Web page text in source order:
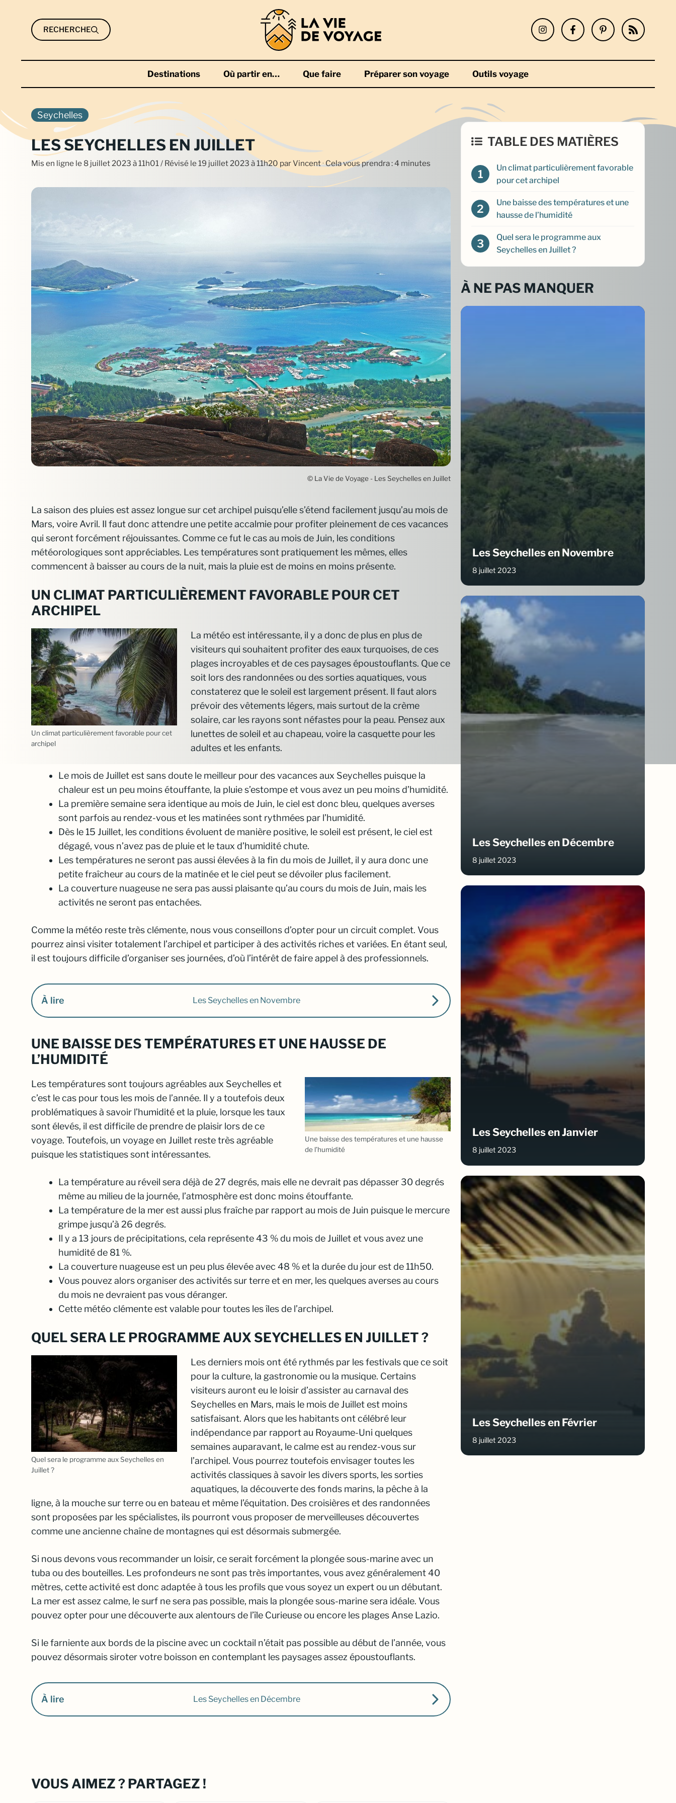
contenu
RECHERCHE
Destinations Où partir en… Que faire Préparer son voyage Outils voyage
Seychelles
LES SEYCHELLES EN JUILLET
Mis en ligne le 8 juillet 2023 à 11h01 / Révisé le 19 juillet 2023 à 11h20 par Vincent·Cela vous prendra : 4 minutes
© La Vie de Voyage - Les Seychelles en Juillet
La saison des pluies est assez longue sur cet archipel puisqu’elle s’étend facilement jusqu’au mois de
Mars, voire Avril. Il faut donc attendre une petite accalmie pour profiter pleinement de ces vacances
qui seront forcément réjouissantes. Comme ce fut le cas au mois de Juin, les conditions
météorologiques sont appréciables. Les températures sont pratiquement les mêmes, elles
commencent à baisser au cours de la nuit, mais la pluie est de moins en moins présente.
UN CLIMAT PARTICULIÈREMENT FAVORABLE POUR CET
ARCHIPEL
Un climat particulièrement favorable pour cet
archipel
La météo est intéressante, il y a donc de plus en plus de
visiteurs qui souhaitent profiter des eaux turquoises, de ces
plages incroyables et de ces paysages époustouflants. Que ce
soit lors des randonnées ou des sorties aquatiques, vous
constaterez que le soleil est largement présent. Il faut alors
prévoir des vêtements légers, mais surtout de la crème
solaire, car les rayons sont néfastes pour la peau. Pensez aux
lunettes de soleil et au chapeau, voire la casquette pour les
adultes et les enfants.
Le mois de Juillet est sans doute le meilleur pour des vacances aux Seychelles puisque la
chaleur est un peu moins étouffante, la pluie s’estompe et vous avez un peu moins d’humidité.
La première semaine sera identique au mois de Juin, le ciel est donc bleu, quelques averses
sont parfois au rendez-vous et les matinées sont rythmées par l’humidité.
Dès le 15 Juillet, les conditions évoluent de manière positive, le soleil est présent, le ciel est
dégagé, vous n’avez pas de pluie et le taux d’humidité chute.
Les températures ne seront pas aussi élevées à la fin du mois de Juillet, il y aura donc une
petite fraîcheur au cours de la matinée et le ciel peut se dévoiler plus facilement.
La couverture nuageuse ne sera pas aussi plaisante qu’au cours du mois de Juin, mais les
activités ne seront pas entachées.
Comme la météo reste très clémente, nous vous conseillons d’opter pour un circuit complet. Vous
pourrez ainsi visiter totalement l’archipel et participer à des activités riches et variées. En étant seul,
il est toujours difficile d’organiser ses journées, d’où l’intérêt de faire appel à des professionnels.
À lire Les Seychelles en Novembre
UNE BAISSE DES TEMPÉRATURES ET UNE HAUSSE DE
L’HUMIDITÉ
Une baisse des températures et une hausse
de l’humidité
Les températures sont toujours agréables aux Seychelles et
c’est le cas pour tous les mois de l’année. Il y a toutefois deux
problématiques à savoir l’humidité et la pluie, lorsque les taux
sont élevés, il est difficile de prendre de plaisir lors de ce
voyage. Toutefois, un voyage en Juillet reste très agréable
puisque les statistiques sont intéressantes.
La température au réveil sera déjà de 27 degrés, mais elle ne devrait pas dépasser 30 degrés
même au milieu de la journée, l’atmosphère est donc moins étouffante.
La température de la mer est aussi plus fraîche par rapport au mois de Juin puisque le mercure
grimpe jusqu’à 26 degrés.
Il y a 13 jours de précipitations, cela représente 43 % du mois de Juillet et vous avez une
humidité de 81 %.
La couverture nuageuse est un peu plus élevée avec 48 % et la durée du jour est de 11h50.
Vous pouvez alors organiser des activités sur terre et en mer, les quelques averses au cours
du mois ne devraient pas vous déranger.
Cette météo clémente est valable pour toutes les îles de l’archipel.
QUEL SERA LE PROGRAMME AUX SEYCHELLES EN JUILLET ?
Quel sera le programme aux Seychelles en
Juillet ?
Les derniers mois ont été rythmés par les festivals que ce soit
pour la culture, la gastronomie ou la musique. Certains
visiteurs auront eu le loisir d’assister au carnaval des
Seychelles en Mars, mais le mois de Juillet est moins
satisfaisant. Alors que les habitants ont célébré leur
indépendance par rapport au Royaume-Uni quelques
semaines auparavant, le calme est au rendez-vous sur
l’archipel. Vous pourrez toutefois envisager toutes les
activités classiques à savoir les divers sports, les sorties
aquatiques, la découverte des fonds marins, la pêche à la
ligne, à la mouche sur terre ou en bateau et même l’équitation. Des croisières et des randonnées
sont proposées par les spécialistes, ils pourront vous proposer de merveilleuses découvertes
comme une ancienne chaîne de montagnes qui est désormais submergée.
Si nous devons vous recommander un loisir, ce serait forcément la plongée sous-marine avec un
tuba ou des bouteilles. Les profondeurs ne sont pas très importantes, vous avez généralement 40
mètres, cette activité est donc adaptée à tous les profils que vous soyez un expert ou un débutant.
La mer est assez calme, le surf ne sera pas possible, mais la plongée sous-marine sera idéale. Vous
pouvez opter pour une découverte aux alentours de l’île Curieuse ou encore les plages Anse Lazio.
Si le farniente aux bords de la piscine avec un cocktail n’était pas possible au début de l’année, vous
pouvez désormais siroter votre boisson en contemplant les paysages assez époustouflants.
À lire Les Seychelles en Décembre
VOUS AIMEZ ? PARTAGEZ !
TABLE DES MATIÈRES
Un climat particulièrement favorable
pour cet archipel
Une baisse des températures et une
hausse de l’humidité
Quel sera le programme aux
Seychelles en Juillet ?
À NE PAS MANQUER
Les Seychelles en Novembre
8 juillet 2023
Les Seychelles en Décembre
8 juillet 2023
Les Seychelles en Janvier
8 juillet 2023
Les Seychelles en Février
8 juillet 2023